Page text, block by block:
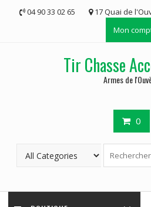
04 90 33 02 65
17 Quai de
Mon
Tir Chasse
Armes de
0